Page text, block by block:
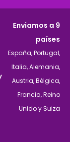
Enviamos a 9
países
España, Portugal,
Italia, Alemania,
Austria, Bélgica,
Francia, Reino
Unido y Suiza